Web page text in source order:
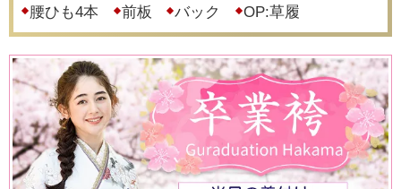
腰ひも4本
前板 バック OP:草履